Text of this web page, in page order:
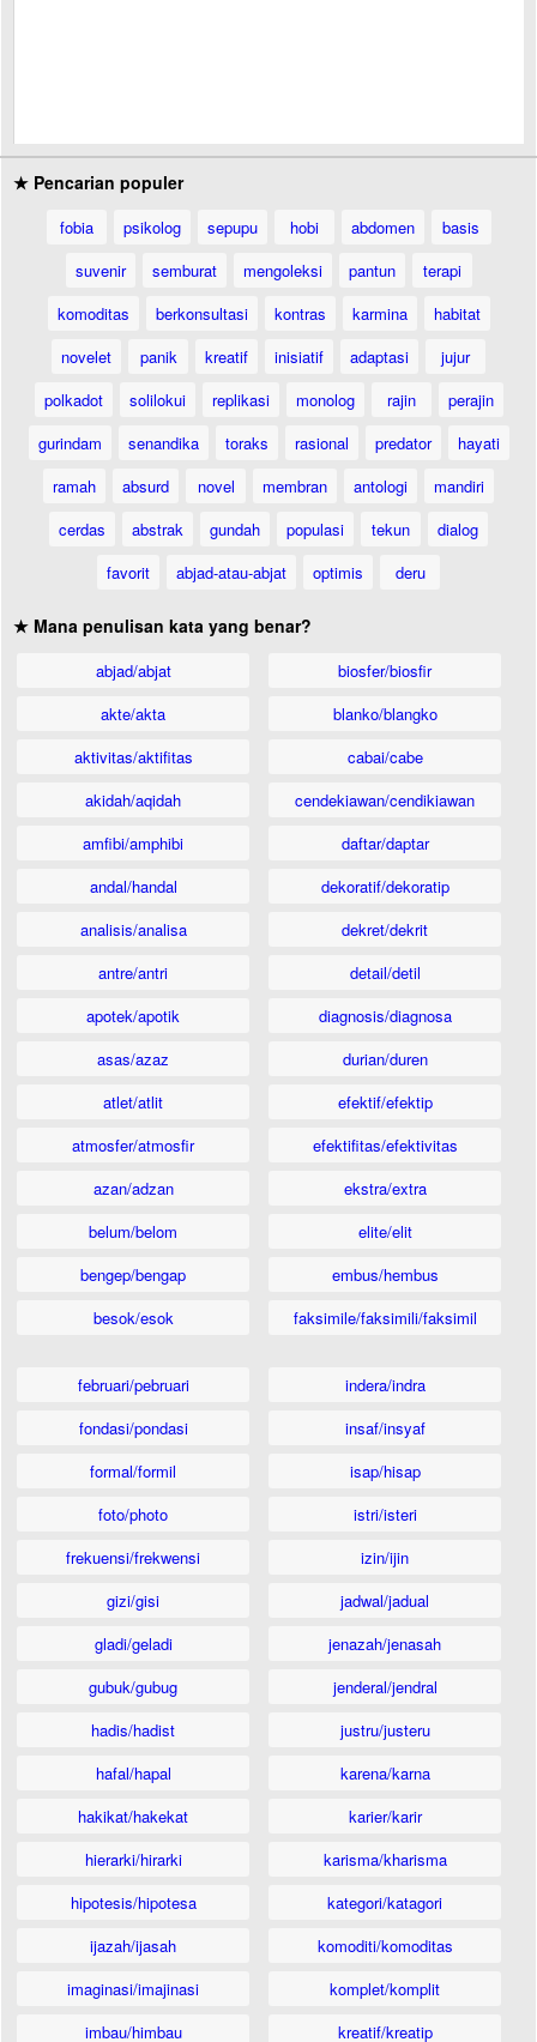
★ Pencarian populer
fobia psikolog sepupu hobi abdomen
basis
suvenir
semburat mengoleksi pantun
terapi
komoditas
berkonsultasi kontras karmina
habitat
novelet
panik kreatif inisiatif adaptasi
jujur
polkadot
solilokui replikasi monolog rajin
perajin
gurindam
senandika toraks rasional predator
hayati
ramah
absurd novel membran antologi
mandiri
cerdas
abstrak gundah populasi tekun
dialog
favorit
abjad-atau-abjat optimis deru
★ Mana penulisan kata yang benar?
abjad/abjat
akte/akta
aktivitas/aktifitas
akidah/aqidah
amfibi/amphibi
andal/handal
analisis/analisa
antre/antri
apotek/apotik
asas/azaz
atlet/atlit
atmosfer/atmosfir
azan/adzan
belum/belom
bengep/bengap
besok/esok
biosfer/biosfir
blanko/blangko
cabai/cabe
cendekiawan/cendikiawan
daftar/daptar
dekoratif/dekoratip
dekret/dekrit
detail/detil
diagnosis/diagnosa
durian/duren
efektif/efektip
efektifitas/efektivitas
ekstra/extra
elite/elit
embus/hembus
faksimile/faksimili/faksimil
februari/pebruari
fondasi/pondasi
formal/formil
foto/photo
frekuensi/frekwensi
gizi/gisi
gladi/geladi
gubuk/gubug
hadis/hadist
hafal/hapal
hakikat/hakekat
hierarki/hirarki
hipotesis/hipotesa
ijazah/ijasah
imaginasi/imajinasi
imbau/himbau
indera/indra
insaf/insyaf
isap/hisap
istri/isteri
izin/ijin
jadwal/jadual
jenazah/jenasah
jenderal/jendral
justru/justeru
karena/karna
karier/karir
karisma/kharisma
kategori/katagori
komoditi/komoditas
komplet/komplit
kreatif/kreatip